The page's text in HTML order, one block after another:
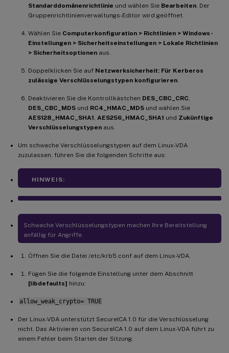
Standarddomänenrichtlinie und wählen Sie Bearbeiten . Der
Gruppenrichtlinienverwaltungs-Editor wird geöffnet.
Wählen Sie Computerkonfiguration > Richtlinien > Windows-
Einstellungen > Sicherheitseinstellungen > Lokale Richtlinien
> Sicherheitsoptionen aus.
Doppelklicken Sie auf Netzwerksicherheit: Für Kerberos
zulässige Verschlüsselungstypen konfigurieren
Deaktivieren Sie die Kontrollkästchen DES_CBC_CRC
DES_CBC_MD5 und RC4_HMAC_MD5 und wählen Sie
AES128_HMAC_SHA1 AES256_HMAC_SHA1 und Zukünftige
Verschlüsselungstypen aus.
Um schwache Verschlüsselungstypen auf dem Linux-VDA
zuzulassen, führen Sie die folgenden Schritte aus:
HINWEIS:
Schwache Verschlüsselungstypen machen Ihre Bereitstellung
anfällig für Angriffe.
Öffnen Sie die Datei /etc/krb5.conf auf dem Linux-VDA.
Fügen Sie die folgende Einstellung unter dem Abschnitt
[libdefaults] hinzu:
allow_weak_crypto= TRUE
Der Linux-VDA unterstützt SecureICA 1.0 für die Verschlüsselung
nicht. Das Aktivieren von SecureICA 1.0 auf dem Linux-VDA führt zu
einem Fehler beim Starten der Sitzung.